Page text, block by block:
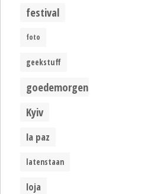
festival
foto
geekstuff
goedemorgen
Kyiv
la paz
latenstaan
loja